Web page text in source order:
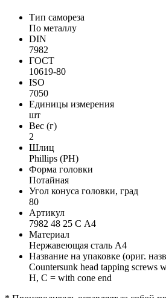
Тип самореза
По металлу
DIN
7982
ГОСТ
10619-80
ISO
7050
Единицы измерения
шт
Вес (г)
2
Шлиц
Phillips (PH)
Форма головки
Потайная
Угол конуса головки, град
80
Артикул
7982 48 25 C А4
Материал
Нержавеющая сталь А4
Название на упаковке (ориг.
Countersunk head tapping screws
H, C = with cone end